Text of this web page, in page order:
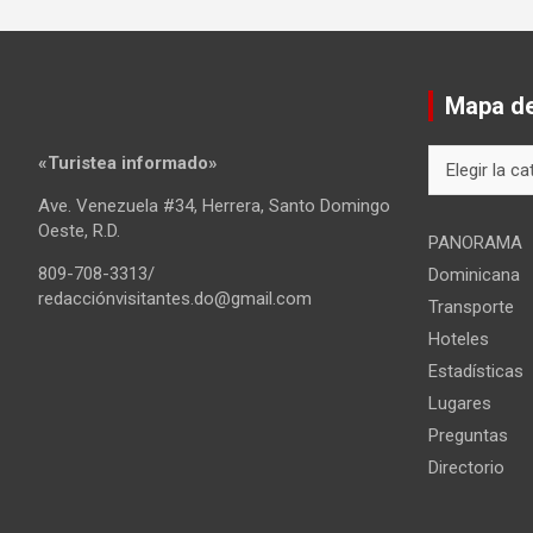
«Turistea informado»
Ave. Venezuela #34, Herrera, Santo Domingo
Oeste, R.D.
809-708-3313/
redacciónvisitantes.do@gmail.com
Mapa
del
PANORAMA
Dominicana
Transporte
Hoteles
Estadísticas
Lugares
Preguntas
Directorio